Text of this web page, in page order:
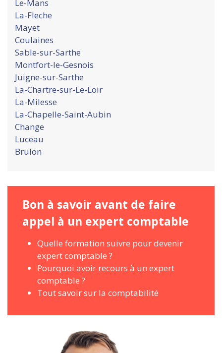
Le-Mans
La-Fleche
Mayet
Coulaines
Sable-sur-Sarthe
Montfort-le-Gesnois
Juigne-sur-Sarthe
La-Chartre-sur-Le-Loir
La-Milesse
La-Chapelle-Saint-Aubin
Change
Luceau
Brulon
Bon à savoir avant de faire
appel à un expert comptable
Quelle formation suivre pour devenir
expert comptable ?
Pourquoi avoir recours à un expert
comptable ?
Tout savoir sur la comptabilité